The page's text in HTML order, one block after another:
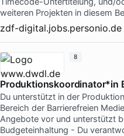
weiteren Projekten in diesem
zdf-digital.jobs.personio.de
Produktionskoordinator*in
Du unterstützt in der
Bereich der Barrierefreien
Angebote vor und unterstützt
Budgeteinhaltung - Du
8